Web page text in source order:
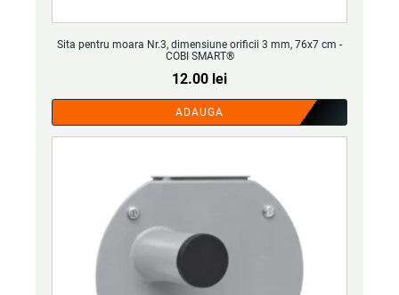
Sita pentru moara Nr.3, dimensiune orificii 3 mm, 76x7 cm -
COBI SMART®
12.00 lei
ADAUGA